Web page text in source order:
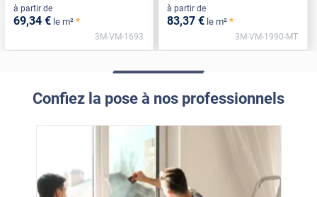
à partir de
69,34 € le m² *
3M-VM-1693
à partir de
83,37 € le m² *
3M-VM-1990-MT
Confiez la pose à nos professionnels